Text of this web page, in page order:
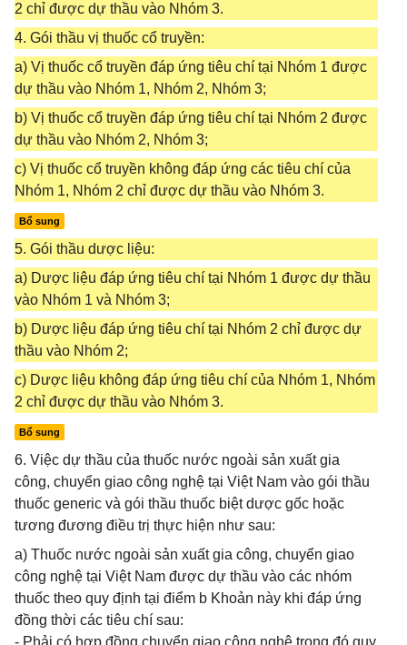
2 chỉ được dự thầu vào Nhóm 3.
4. Gói thầu vị thuốc cổ truyền:
a) Vị thuốc cổ truyền đáp ứng tiêu chí tại Nhóm 1 được
dự thầu vào Nhóm 1, Nhóm 2, Nhóm 3;
b) Vị thuốc cổ truyền đáp ứng tiêu chí tại Nhóm 2 được
dự thầu vào Nhóm 2, Nhóm 3;
c) Vị thuốc cổ truyền không đáp ứng các tiêu chí của
Nhóm 1, Nhóm 2 chỉ được dự thầu vào Nhóm 3.
Bổ sung
5. Gói thầu dược liệu:
a) Dược liệu đáp ứng tiêu chí tại Nhóm 1 được dự thầu
vào Nhóm 1 và Nhóm 3;
b) Dược liệu đáp ứng tiêu chí tại Nhóm 2 chỉ được dự
thầu vào Nhóm 2;
c) Dược liệu không đáp ứng tiêu chí của Nhóm 1, Nhóm
2 chỉ được dự thầu vào Nhóm 3.
Bổ sung
6. Việc dự thầu của thuốc nước ngoài sản xuất gia
công, chuyển giao công nghệ tại Việt Nam vào gói thầu
thuốc generic và gói thầu thuốc biệt dược gốc hoặc
tương đương điều trị thực hiện như sau:
a) Thuốc nước ngoài sản xuất gia công, chuyển giao
công nghệ tại Việt Nam được dự thầu vào các nhóm
thuốc theo quy định tại điểm b Khoản này khi đáp ứng
đồng thời các tiêu chí sau:
- Phải có hợp đồng chuyển giao công nghệ trong đó quy